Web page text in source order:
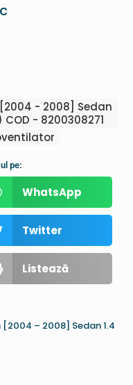
- 2008] Sedan
COD - 8200308271
pe:
WhatsApp
Twitter
Listează
– 2008] Sedan 1.4